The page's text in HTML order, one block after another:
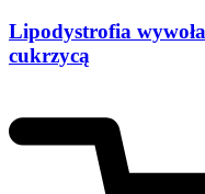
Lipodystrofia
cukrzycą